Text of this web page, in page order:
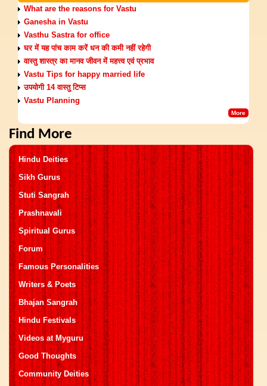
What are the reasons for Vastu
Ganesha in Vastu
Vasthu Sastra for office
घर में यह पांच काम करें धन की कमी नहीं रहेगी
वास्तु शास्त्र का मानव जीवन में महत्त्व एवं प्रभाव
Vastu Tips for happy married life
उपयोगी 14 वास्तु टिप्स
Vastu Planning
More
Find More
Hindu Deities
Sikh Gurus
Stuti Sangrah
Prashnavali
Spiritual Gurus
Forum
Famous Personalities
Writers & Poets
Bhajan Sangrah
Hindu Festivals
Videos at Myguru
Good Thoughts
Community Deities